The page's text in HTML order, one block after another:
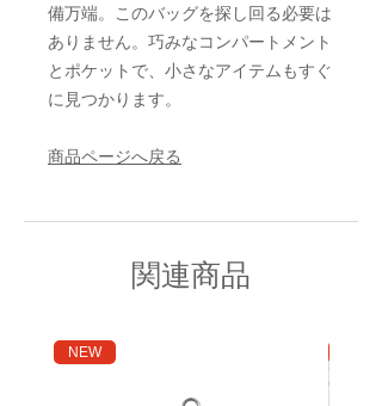
備万端。このバッグを探し回る必要は
ありません。巧みなコンパートメント
とポケットで、小さなアイテムもすぐ
に見つかります。
商品ページへ戻る
関連商品
NEW